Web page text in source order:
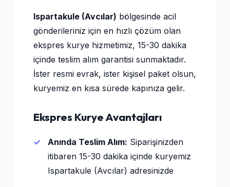
Ispartakule (Avcılar) bölgesinde acil
gönderileriniz için en hızlı çözüm olan
ekspres kurye hizmetimiz, 15-30 dakika
içinde teslim alım garantisi sunmaktadır.
İster resmi evrak, ister kişisel paket olsun,
kuryemiz en kısa sürede kapınıza gelir.
Ekspres Kurye Avantajları
Anında Teslim Alım: Siparişinizden
itibaren 15-30 dakika içinde kuryemiz
Ispartakule (Avcılar) adresinizde